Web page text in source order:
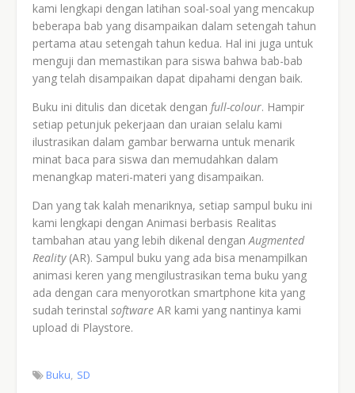
kami lengkapi dengan latihan soal-soal yang mencakup
beberapa bab yang disampaikan dalam setengah tahun
pertama atau setengah tahun kedua. Hal ini juga untuk
menguji dan memastikan para siswa bahwa bab-bab
yang telah disampaikan dapat dipahami dengan baik.
Buku ini ditulis dan dicetak dengan full-colour. Hampir
setiap petunjuk pekerjaan dan uraian selalu kami
ilustrasikan dalam gambar berwarna untuk menarik
minat baca para siswa dan memudahkan dalam
menangkap materi-materi yang disampaikan.
Dan yang tak kalah menariknya, setiap sampul buku ini
kami lengkapi dengan Animasi berbasis Realitas
tambahan atau yang lebih dikenal denganAugmented
Reality(AR). Sampul buku yang ada bisa menampilkan
animasi keren yang mengilustrasikan tema buku yang
ada dengan cara menyorotkan smartphone kita yang
sudah terinstal software AR kami yang nantinya kami
upload di Playstore.
Buku SD